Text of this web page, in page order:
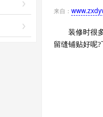
来自：
装修时很
留缝铺贴好呢